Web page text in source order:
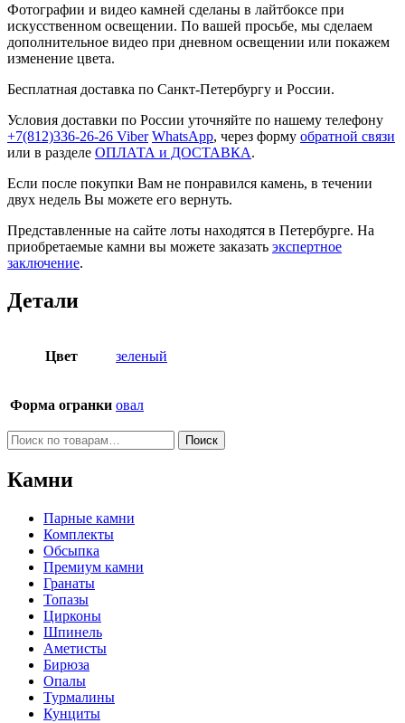
Фотографии и видео камней сделаны в лайтбоксе при
искусственном освещении. По вашей просьбе, мы сделаем
дополнительное видео при дневном освещении или покажем
изменение цвета.
Бесплатная доставка по Санкт-Петербургу и России.
Условия доставки по России уточняйте по нашему телефону
+7(812)336-26-26 Viber WhatsApp, через форму обратной связи
или в разделе ОПЛАТА и ДОСТАВКА.
Если после покупки Вам не понравился камень, в течении
двух недель Вы можете его вернуть.
Представленные на сайте лоты находятся в Петербурге. На
приобретаемые камни вы можете заказать экспертное
заключение.
Детали
Цвет зеленый
Форма огранки овал
Искать: Поиск
Камни
Парные камни
Комплекты
Обсыпка
Премиум камни
Гранаты
Топазы
Цирконы
Шпинель
Аметисты
Бирюза
Опалы
Турмалины
Кунциты